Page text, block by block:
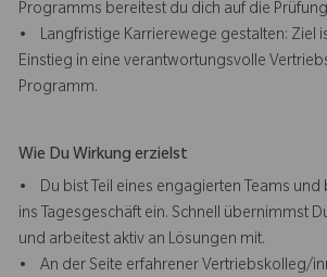
Programms bereitest du dich auf die
• Langfristige Karrierewege gestalten: Ziel
Einstieg in eine verantwortungsvolle
Programm.
Wie Du Wirkung erzielst
• Du bist Teil eines engagierten Teams und
ins Tagesgeschäft ein. Schnell übernimmst
und arbeitest aktiv an Lösungen mit.
• An der Seite erfahrener Vertriebskolleg/